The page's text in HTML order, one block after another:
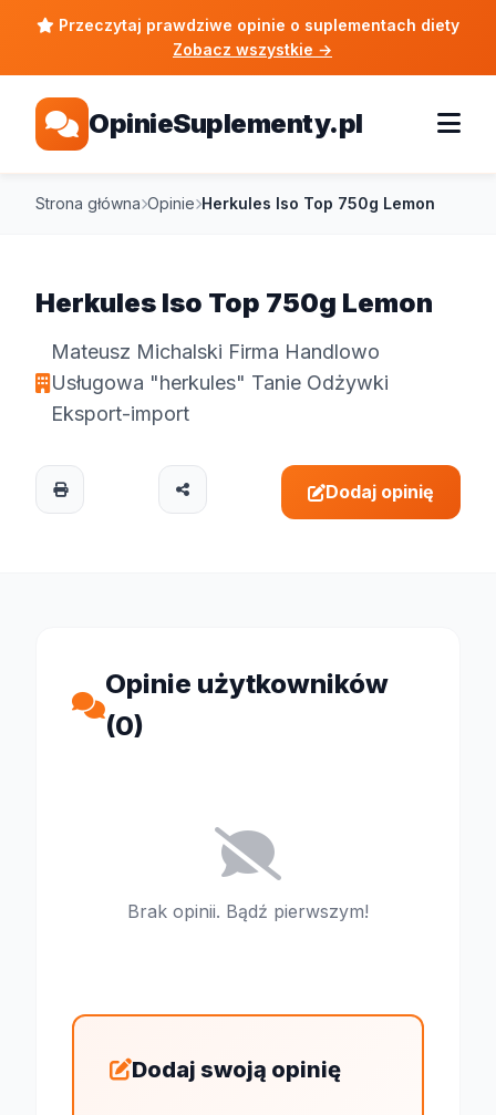
Przeczytaj prawdziwe opinie o suplementach diety
Zobacz wszystkie →
OpinieSuplementy.pl
Strona główna Opinie Herkules Iso Top 750g Lemon
Herkules Iso Top 750g Lemon
Mateusz Michalski Firma Handlowo
Usługowa "herkules" Tanie Odżywki
Eksport-import
Dodaj opinię
Opinie użytkowników
(0)
Brak opinii. Bądź pierwszym!
Dodaj swoją opinię